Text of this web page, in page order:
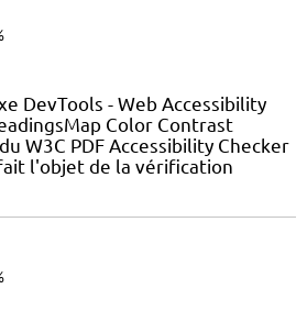
DevTools - Web Accessibility
Color Contrast
W3C PDF Accessibility Checker
l'objet de la vérification